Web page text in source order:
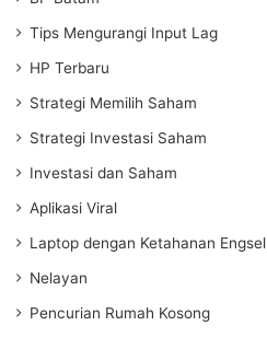
Tips Mengurangi Input Lag
HP Terbaru
Strategi Memilih Saham
Strategi Investasi Saham
Investasi dan Saham
Aplikasi Viral
Laptop dengan Ketahanan Engsel
Nelayan
Pencurian Rumah Kosong